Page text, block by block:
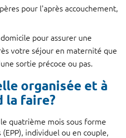
pour l'après accouchement,
pour assurer une
votre séjour en maternité que
sortie précoce ou pas.
organisée et à
la faire?
quatrième mois sous forme
individuel ou en couple,